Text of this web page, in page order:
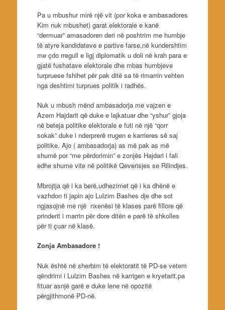
Pa u mbushur mirë një vit (por koka e ambasadores
Kim nuk mbushet) garat elektorale e kanë
“dermuar” amasadoren deri në poshtrim me humbje
të atyre kandidateve e partive farse,në kundershtim
me çdo rregull e ligj diplomatik u doli në krah para e
gjatë fushatave elektorale dhe mbas humbjeve
turpruese fshihet për pak ditë sa të rimarrin vehten
nga deshtimi turprues politik i radhës.
Nuk u mbush mënd ambasadorja me vajzen e
Azem Hajdarit që duke e lajkatuar dhe “yshur” gjoja
në beteja politike elektorale e futi në një “qorr
sokak” duke i nderprerë rrugen e karrieres së saj
politike. Ajo ( ambasadorja) as më pak as më
shumë por “me përdorimin” e zonjës Hajdari i fali
edhe shume vite në politikë Qeverisjes se Rilindjes.
Mbrojtja që i ka berë,udhezimet që i ka dhënë e
vazhdon ti japin ajo Lulzim Bashes dje dhe sot
ngjasojnë me një nxenësi të klases parë fillore që
prinderit i marrin për dore ditën e parë të shkolles
për ti çuar në klasë.
Zonja Ambasadore !
Nuk është në sherbim të elektoratit të PD-se vetem
qëndrimi i Lulzim Bashes në karrigen e kryetarit,pa
fituar asnjë garë e duke lene në opozitë
përgjithmonë PD-në.